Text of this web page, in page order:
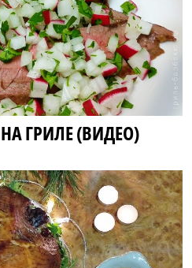
ГРИЛЕ (ВИДЕО)